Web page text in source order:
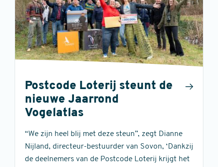
Postcode Loterij steunt de
nieuwe Jaarrond
Vogelatlas
“We zijn heel blij met deze steun”, zegt Dianne
Nijland, directeur-bestuurder van Sovon, ‘Dankzij
de deelnemers van de Postcode Loterij krijgt het